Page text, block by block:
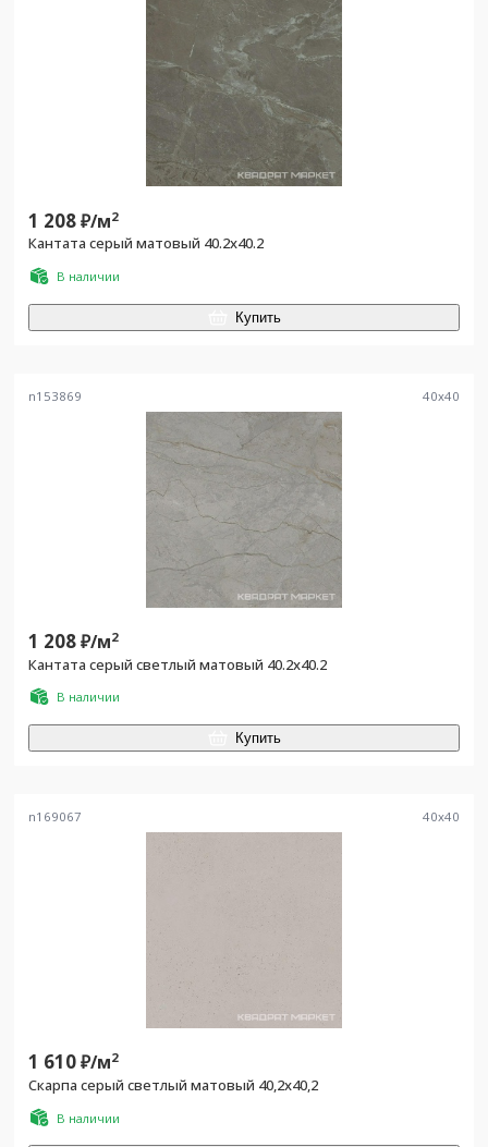
1 208₽/м2
Кантата серый матовый 40.2x40.2
В наличии
Купить
n153869 40x40
1 208₽/м2
Кантата серый светлый матовый 40.2x40.2
В наличии
Купить
n169067 40x40
1 610₽/м2
Скарпа серый светлый матовый 40,2x40,2
В наличии